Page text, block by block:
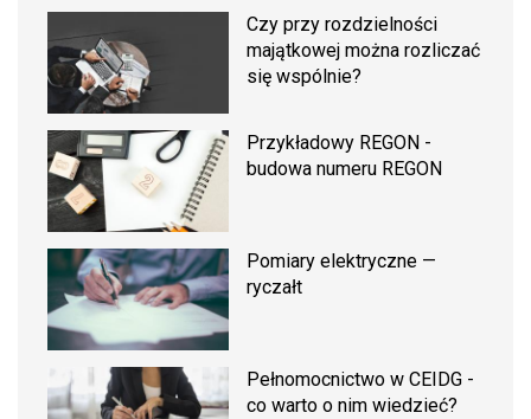
Czy przy rozdzielności
majątkowej można rozliczać
się wspólnie?
Przykładowy REGON -
budowa numeru REGON
Pomiary elektryczne —
ryczałt
Pełnomocnictwo w CEIDG -
co warto o nim wiedzieć?